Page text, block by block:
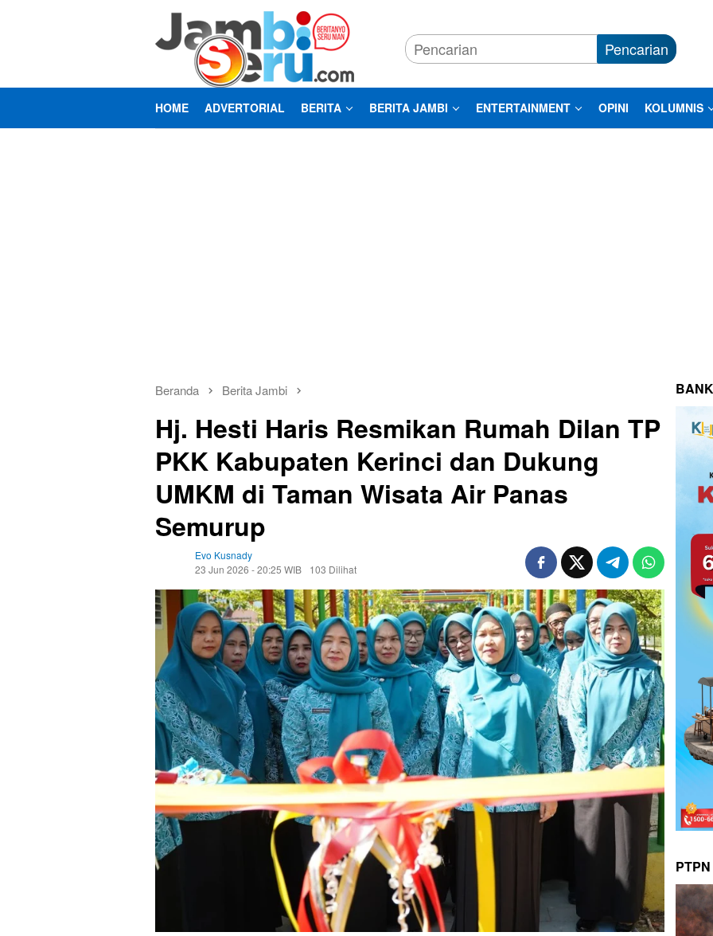
Pencarian
HOME ADVERTORIAL BERITA BERITA JAMBI ENTERTAINMENT OPINI KOLUMNIS
Beranda Berita Jambi
Hj. Hesti Haris Resmikan Rumah Dilan TP
PKK Kabupaten Kerinci dan Dukung
UMKM di Taman Wisata Air Panas
Semurup
Evo Kusnady
23 Jun 2026 - 20:25 WIB
103 Dilihat